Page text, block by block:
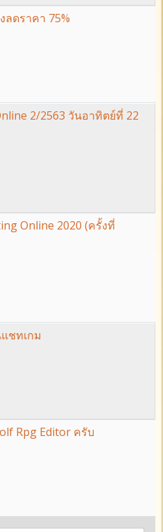
ลดราคา 75%
2/2563 วันอาทิตย์ที่ 22
Online 2020 (ครั้งที่
ชทเกม
Rpg Editor ครับ